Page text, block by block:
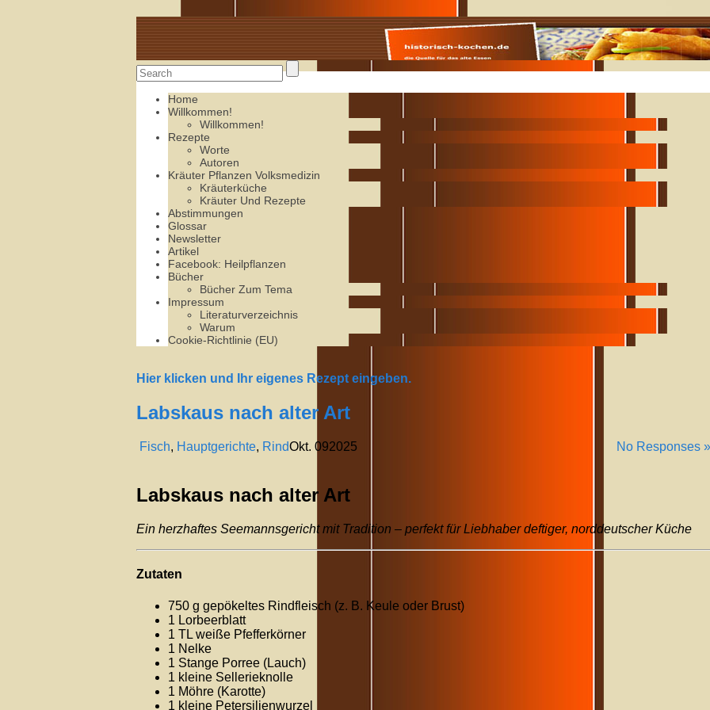
Alte Rezepte online
Home
Willkommen!
Willkommen!
Rezepte
Worte
Autoren
Kräuter Pflanzen Volksmedizin
Kräuterküche
Kräuter Und Rezepte
Abstimmungen
Glossar
Newsletter
Artikel
Facebook: Heilpflanzen
Bücher
Bücher Zum Tema
Impressum
Literaturverzeichnis
Warum
Cookie-Richtlinie (EU)
Hier klicken und Ihr eigenes Rezept eingeben.
Labskaus nach alter Art
Fisch, Hauptgerichte, Rind No Responses »
Okt. 092025
Labskaus nach alter Art
Ein herzhaftes Seemannsgericht mit Tradition – perfekt für Liebhaber deftiger, norddeutscher Küche
Zutaten
750 g gepökeltes Rindfleisch (z. B. Keule oder Brust)
1 Lorbeerblatt
1 TL weiße Pfefferkörner
1 Nelke
1 Stange Porree (Lauch)
1 kleine Sellerieknolle
1 Möhre (Karotte)
1 kleine Petersilienwurzel